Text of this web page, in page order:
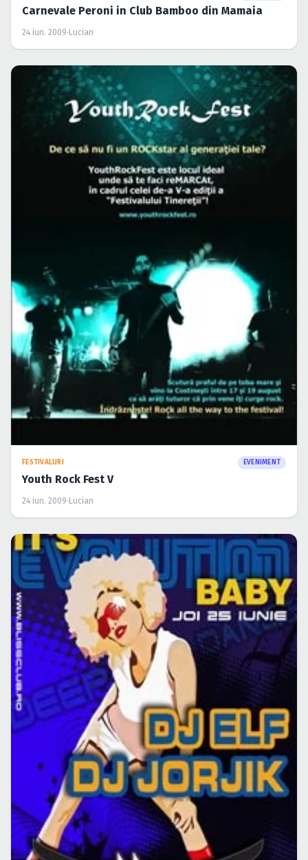
Carnevale Peroni in Club Bamboo din Mamaia
24 iun. 2009· Lucian
FESTIVALURI EVENIMENT
Youth Rock Fest V
24 iun. 2009·Lucian